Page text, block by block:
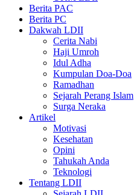
Berita PAC
Berita PC
Dakwah LDII
Cerita Nabi
Haji Umroh
Idul Adha
Kumpulan Doa-Doa
Ramadhan
Sejarah Perang Islam
Surga Neraka
Artikel
Motivasi
Kesehatan
Opini
Tahukah Anda
Teknologi
Tentang LDII